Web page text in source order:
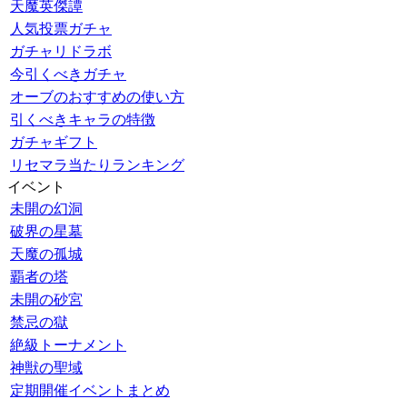
天魔英傑譚
人気投票ガチャ
ガチャリドラボ
今引くべきガチャ
オーブのおすすめの使い方
引くべきキャラの特徴
ガチャギフト
リセマラ当たりランキング
イベント
未開の幻洞
破界の星墓
天魔の孤城
覇者の塔
未開の砂宮
禁忌の獄
絶級トーナメント
神獣の聖域
定期開催イベントまとめ